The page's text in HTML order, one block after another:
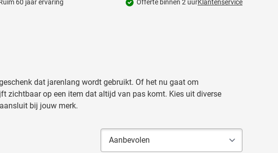
60 jaar ervaring Offerte binnen 2 uurKlantenservice
dat jarenlang wordt gebruikt. Of het nu gaat om
zichtbaar op een item dat altijd van pas komt. Kies uit diverse
bij jouw merk.